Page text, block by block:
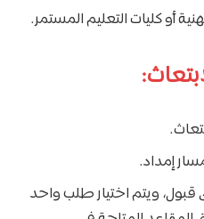
أو كليات التعليم المستمر.
إمداد.
قبول، ويتم اختيار طلب واحد